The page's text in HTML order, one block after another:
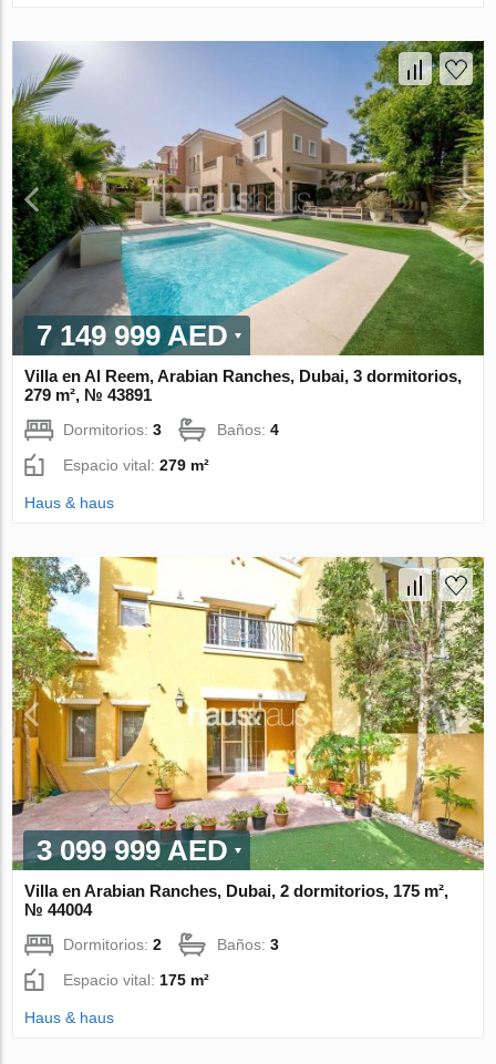
7 149 999 AED
Villa en Al Reem, Arabian Ranches, Dubai, 3 dormitorios,
279 m², № 43891
Dormitorios:3 Baños:4
Espacio vital:279 m²
Haus & haus
3 099 999 AED
Villa en Arabian Ranches, Dubai, 2 dormitorios, 175 m²,
№ 44004
Dormitorios:2 Baños:3
Espacio vital:175 m²
Haus & haus